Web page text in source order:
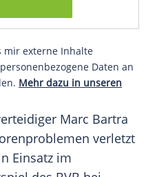
mir externe Inhalte
Daten an
Mehr dazu in unseren
Marc Bartra
verletzt
Einsatz im